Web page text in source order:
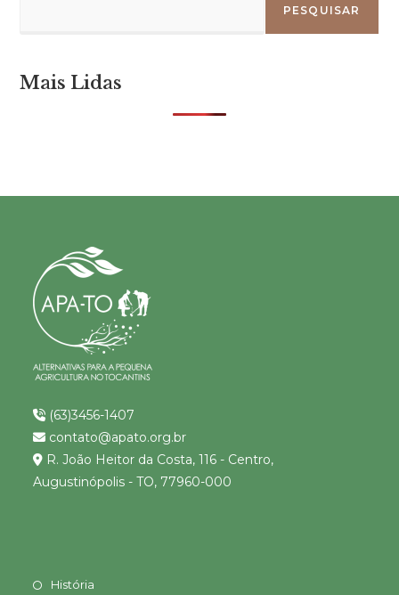
PESQUISAR
Mais Lidas
(63)3456-1407
contato@apato.org.br
R. João Heitor da Costa, 116 - Centro,
Augustinópolis - TO, 77960-000
História